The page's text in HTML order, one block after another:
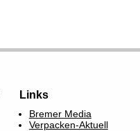
Links
Bremer Media
Verpacken-Aktuell